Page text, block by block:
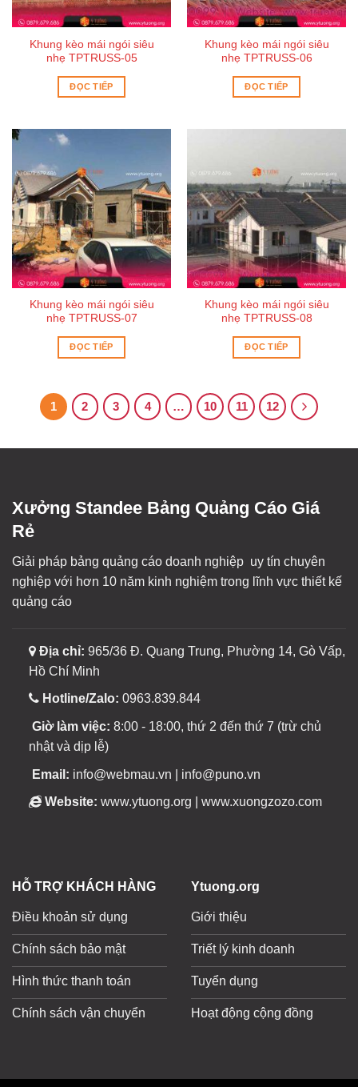
Khung kèo mái ngói siêu
nhẹ TPTRUSS-05
ĐỌC TIẾP
Khung kèo mái ngói siêu
nhẹ TPTRUSS-06
ĐỌC TIẾP
Khung kèo mái ngói siêu
nhẹ TPTRUSS-07
ĐỌC TIẾP
Khung kèo mái ngói siêu
nhẹ TPTRUSS-08
ĐỌC TIẾP
1 2 3 4 … 10 11 12
Xưởng Standee Bảng Quảng Cáo Giá
Rẻ
Giải pháp bảng quảng cáo doanh nghiệp uy tín chuyên
nghiệp với hơn 10 năm kinh nghiệm trong lĩnh vực thiết kế
quảng cáo
Địa chỉ: 965/36 Đ. Quang Trung, Phường 14, Gò Vấp,
Hồ Chí Minh
Hotline/Zalo: 0963.839.844
Giờ làm việc: 8:00 - 18:00, thứ 2 đến thứ 7 (trừ chủ
nhật và dịp lễ)
Email: info@webmau.vn | info@puno.vn
Website: www.ytuong.org | www.xuongzozo.com
HỖ TRỢ KHÁCH HÀNG
Điều khoản sử dụng
Chính sách bảo mật
Hình thức thanh toán
Chính sách vận chuyển
Ytuong.org
Giới thiệu
Triết lý kinh doanh
Tuyển dụng
Hoạt động cộng đồng